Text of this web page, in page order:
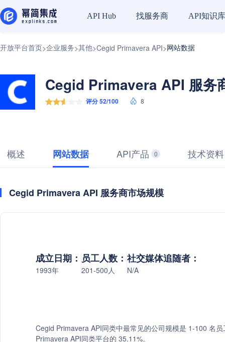
API Hub 找服务商 API知识库
开放平台首页>企业服务>其他>Cegid Primavera API>网站数据
Cegid Primavera API 服务
评分 52/100 8
概述 网站数据 API产品 0 技术资料
Cegid Primavera API 服务商市场规模
成立日期：
1993年
员工人数：
201-500人
社交媒体追随者：
N/A
Cegid Primavera API同类中最常见的公司规模是 1-100 名
Primavera API同类平台的 35.11%。